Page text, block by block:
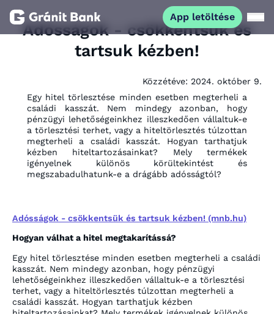
App letöltése
Magánszemélyeknek
Vállalkozásoknak
Fiataloknak
Befektetőknek
Netbank App letöltése
Adósságok - csökkentsük és
tartsuk kézben!
Közzétéve: 2024. október 9.
Egy hitel törlesztése minden esetben megterheli a
családi kasszát. Nem mindegy azonban, hogy
pénzügyi lehetőségeinkhez illeszkedően vállaltuk-e
a törlesztési terhet, vagy a hiteltörlesztés túlzottan
megterheli a családi kasszát. Hogyan tarthatjuk
kézben hiteltartozásainkat? Mely termékek
igényelnek különös körültekintést és
megszabadulhatunk-e a drágább adósságtól?
Adósságok - csökkentsük és tartsuk kézben! (mnb.hu)
Hogyan válhat a hitel megtakarítássá?
Egy hitel törlesztése minden esetben megterheli a családi
kasszát. Nem mindegy azonban, hogy pénzügyi
lehetőségeinkhez illeszkedően vállaltuk-e a törlesztési
terhet, vagy a hiteltörlesztés túlzottan megterheli a
családi kasszát. Hogyan tarthatjuk kézben